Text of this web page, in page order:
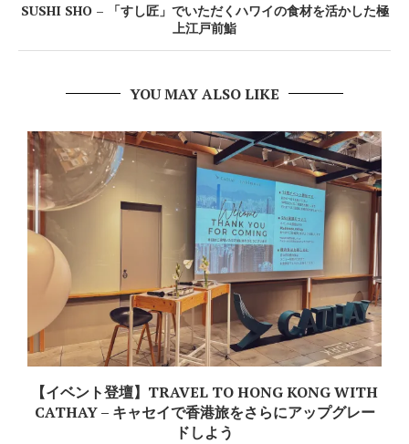
SUSHI SHO – 「すし匠」でいただくハワイの食材を活かした極
上江戸前鮨
YOU MAY ALSO LIKE
【イベント登壇】TRAVEL TO HONG KONG WITH
CATHAY – キャセイで香港旅をさらにアップグレー
ドしよう